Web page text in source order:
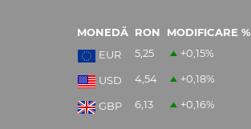
MONEDĂ RON
MODIFICARE %
EUR
5,25 +0,15%
USD 4,54 +0,18%
GBP 6,13 +0,16%